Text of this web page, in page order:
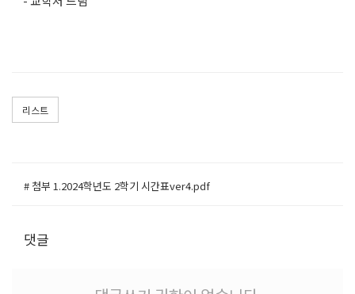
리스트
# 첨부 1.2024학년도 2학기 시간표ver4.pdf
댓글